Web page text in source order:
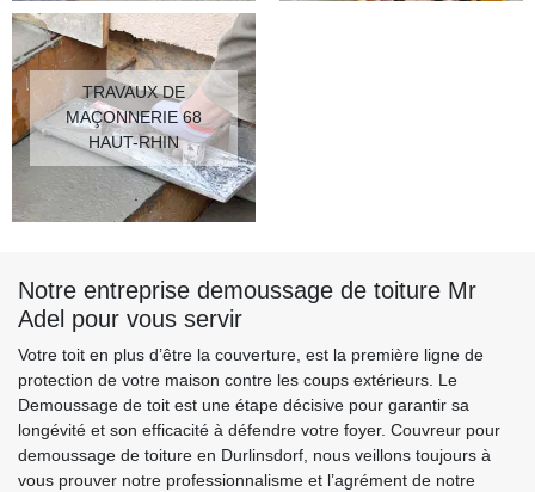
TRAVAUX DE
MAÇONNERIE 68
HAUT-RHIN
Notre entreprise demoussage de toiture Mr
Adel pour vous servir
Votre toit en plus d’être la couverture, est la première ligne de
protection de votre maison contre les coups extérieurs. Le
Demoussage de toit est une étape décisive pour garantir sa
longévité et son efficacité à défendre votre foyer. Couvreur pour
demoussage de toiture en Durlinsdorf, nous veillons toujours à
vous prouver notre professionnalisme et l’agrément de notre